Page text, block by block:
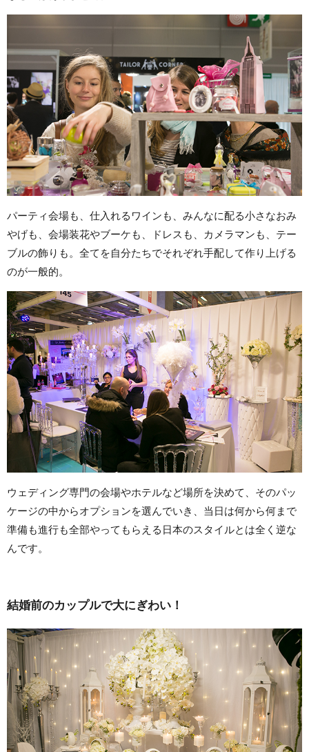
パーティ会場も、仕入れるワインも、みんなに配る小さなおみ
やげも、会場装花やブーケも、ドレスも、カメラマンも、テー
ブルの飾りも。全てを自分たちでそれぞれ手配して作り上げる
のが一般的。
ウェディング専門の会場やホテルなど場所を決めて、そのパッ
ケージの中からオプションを選んでいき、当日は何から何まで
準備も進行も全部やってもらえる日本のスタイルとは全く逆な
んです。
結婚前のカップルで大にぎわい！